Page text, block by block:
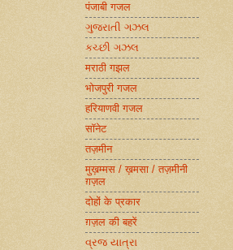
पंजाबी गजल
ગુજરાતી ગઝલ
કચ્છી ગઝલ
मराठी गझल
भोजपुरी गजल
हरियाणवी गजल
सॉनेट
तज़मीन
मुख़म्मस / ख़मसा / तज़मीनी
ग़ज़ल
दोहों के प्रकार
ग़ज़ल की बहरें
વ્રજ યાત્રા